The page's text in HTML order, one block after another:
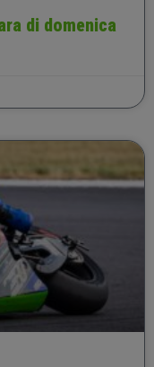
di domenica